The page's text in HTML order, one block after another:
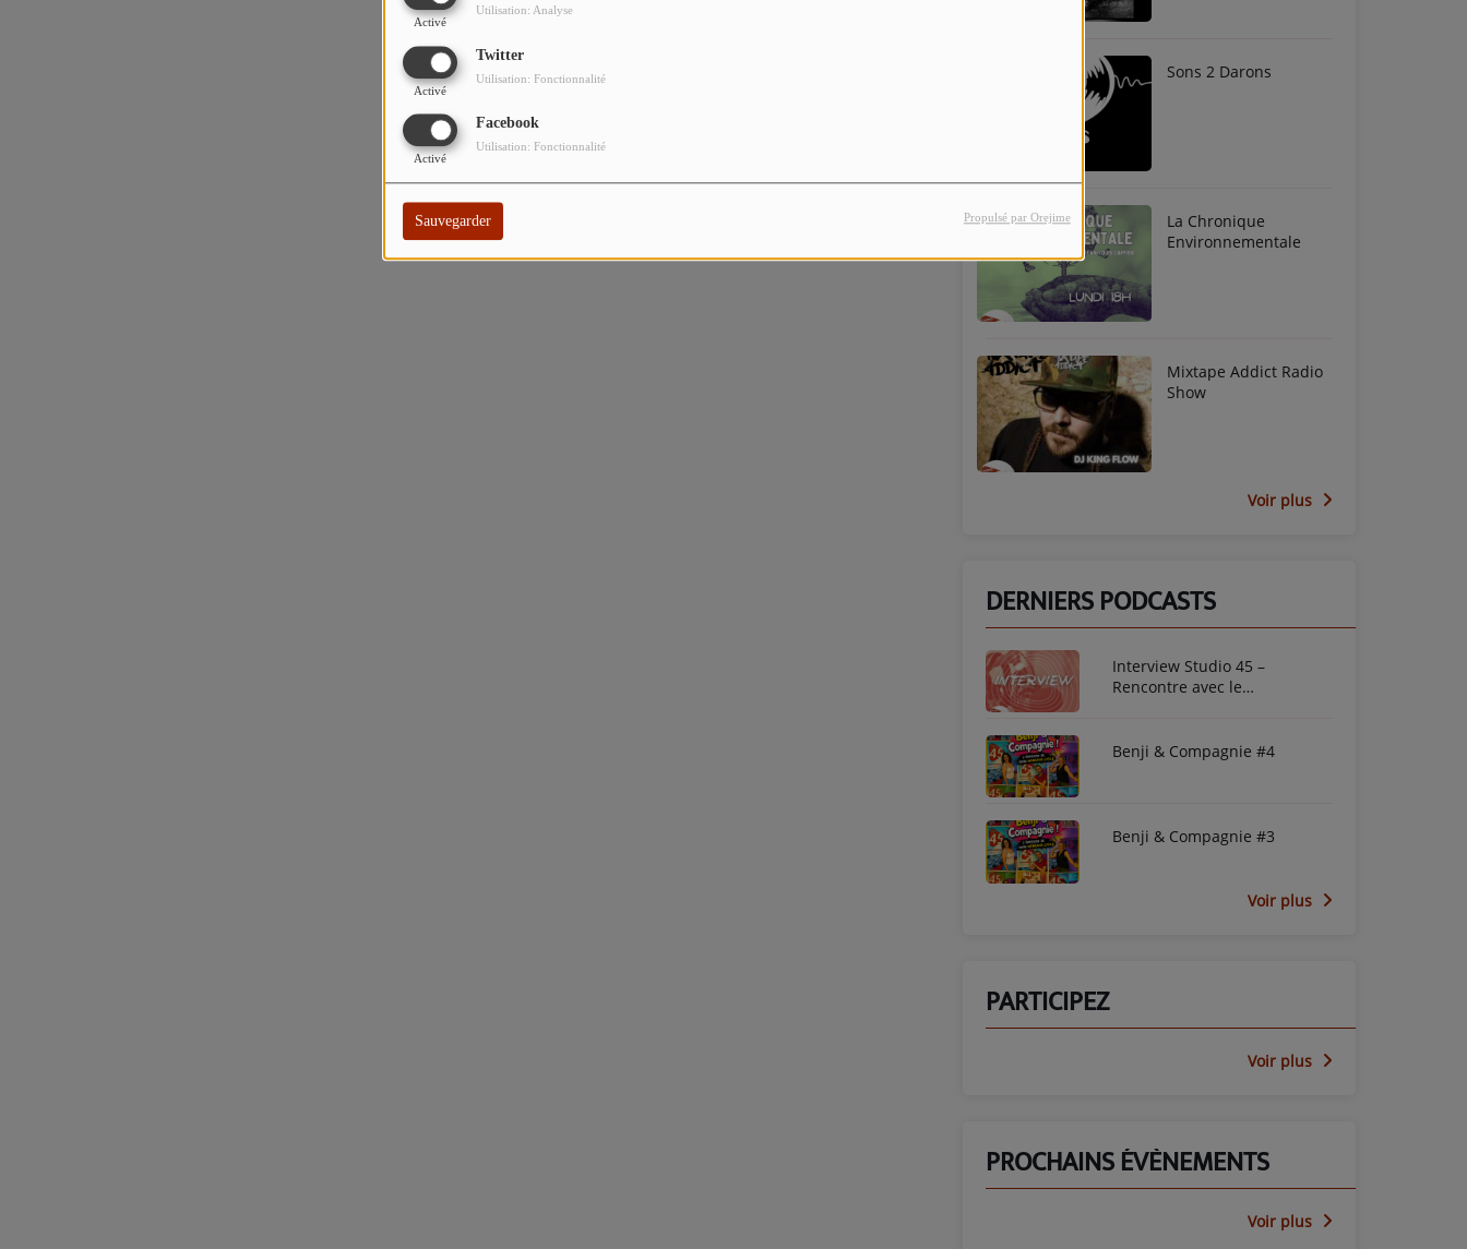
Activé
Utilisation: Analyse
Twitter
Activé
Utilisation: Fonctionnalité
Facebook
Activé
Utilisation: Fonctionnalité
Sauvegarder Propulsé par Orejime
Sons 2 Darons
La Chronique
Environnementale
Mixtape Addict Radio
Show
Voir plus
DERNIERS PODCASTS
Interview Studio 45 –
Rencontre avec le
Benji & Compagnie #4
Benji & Compagnie #3
Voir plus
PARTICIPEZ
Voir plus
PROCHAINS ÉVÈNEMENTS
Voir plus